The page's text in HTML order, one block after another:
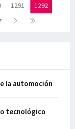
1291
1292
la automoción
tecnológico